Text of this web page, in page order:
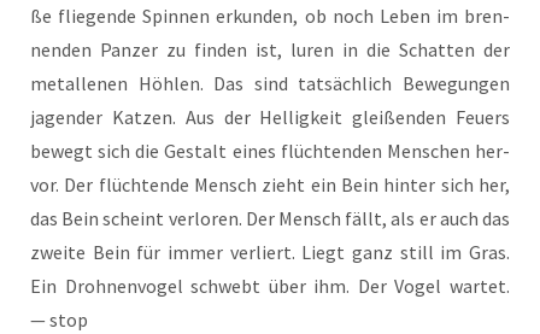
ße flie­gen­de Spin­nen erkun­den, ob noch Leben im bren­
nen­den Pan­zer zu fin­den ist, luren in die Schat­ten der
metal­le­nen Höh­len. Das sind tat­säch­lich Bewe­gun­gen
jagen­der Kat­zen. Aus der Hel­lig­keit glei­ßen­den Feu­ers
bewegt sich die Gestalt eines flüch­ten­den Men­schen her­
vor. Der flüch­ten­de Mensch zieht ein Bein hin­ter sich her,
das Bein scheint ver­lo­ren. Der Mensch fällt, als er auch das
zwei­te Bein für immer ver­liert. Liegt ganz still im Gras.
Ein Droh­nen­vo­gel schwebt über ihm. Der Vogel war­tet.
— stop